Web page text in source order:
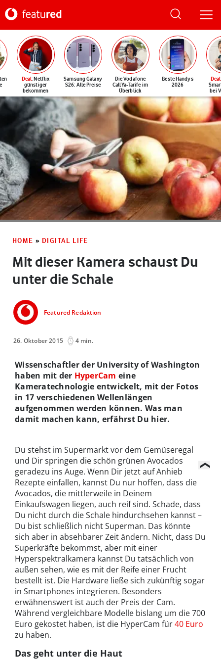
Deal: Netflix
günstiger
bekommen
Samsung Galaxy
S26: Alle Preise
Die Vodafone
CallYa-Tarife im
Überblick
Beste Handys
2026
Deal
bei
HOME » DIGITAL LIFE
Mit dieser Kamera schaust Du
unter die Schale
Featured Redaktion
26. Oktober 2015 4 min.
Wissenschaftler der University of Washington
haben mit der HyperCam eine
Kameratechnologie entwickelt, mit der Fotos
in 17 verschiedenen Wellenlängen
aufgenommen werden können. Was man
damit machen kann, erfährst Du hier.
Du stehst im Supermarkt vor dem Gemüseregal
und Dir springen die schön grünen Avocados
geradezu ins Auge. Wenn Dir jetzt auf Anhieb
Rezepte einfallen, kannst Du nur hoffen, dass die
Avocados, die mittlerweile in Deinem
Einkaufswagen liegen, auch reif sind. Schade, dass
Du nicht durch die Schale hindurchsehen kannst –
Du bist schließlich nicht Superman. Das könnte
sich aber in absehbarer Zeit ändern. Nicht, dass Du
Superkräfte bekommst, aber mit einer
Hyperspektralkamera kannst Du tatsächlich von
außen sehen, wie es mit der Reife einer Frucht
bestellt ist. Die Hardware ließe sich zukünftig sogar
in Smartphones integrieren. Besonders
erwähnenswert ist auch der Preis der Cam.
Während vergleichbare Modelle bislang um die 700
Euro gekostet haben, ist die HyperCam für40 Euro
zu haben.
Das geht unter die Haut